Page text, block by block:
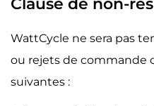
Clause de non-
WattCycle ne sera pas
ou rejets de commande
suivantes :